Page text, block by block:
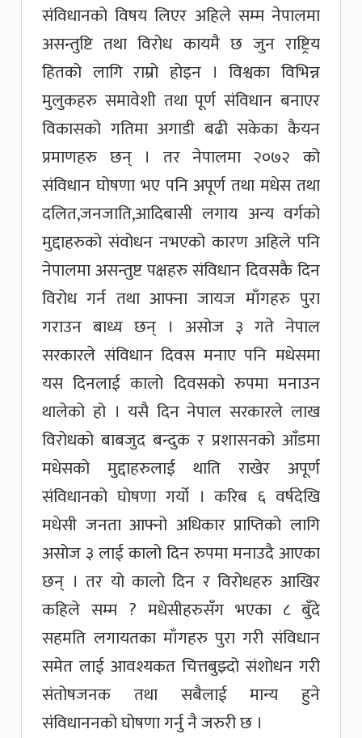
संविधानको विषय लिएर अहिले सम्म नेपालमा
असन्तुष्टि तथा विरोध कायमै छ जुन राष्ट्रिय
हितको लागि राम्रो होइन । विश्वका विभिन्न
मुलुकहरु समावेशी तथा पूर्ण संविधान बनाएर
विकासको गतिमा अगाडी बढी सकेका कैयन
प्रमाणहरु छन् । तर नेपालमा २०७२ को
संविधान घोषणा भए पनि अपूर्ण तथा मधेस तथा
दलित,जनजाति,आदिबासी लगाय अन्य वर्गको
मुद्दाहरुको संवोधन नभएको कारण अहिले पनि
नेपालमा असन्तुष्ट पक्षहरु संविधान दिवसकै दिन
विरोध गर्न तथा आफ्ना जायज माँगहरु पुरा
गराउन बाध्य छन् । असोज ३ गते नेपाल
सरकारले संविधान दिवस मनाए पनि मधेसमा
यस दिनलाई कालो दिवसको रुपमा मनाउन
थालेको हो । यसै दिन नेपाल सरकारले लाख
विरोधको बाबजुद बन्दुक र प्रशासनको आँडमा
मधेसको मुद्दाहरुलाई थाति राखेर अपूर्ण
संविधानको घोषणा गर्यो । करिब ६ वर्षदेखि
मधेसी जनता आफ्नो अधिकार प्राप्तिको लागि
असोज ३ लाई कालो दिन रुपमा मनाउदै आएका
छन् । तर यो कालो दिन र विरोधहरु आखिर
कहिले सम्म ? मधेसीहरुसँग भएका ८ बुँदे
सहमति लगायतका माँगहरु पुरा गरी संविधान
समेत लाई आवश्यकत चित्तबुझ्दो संशोधन गरी
संतोषजनक तथा सबैलाई मान्य हुने
संंविधाननको घोषणा गर्नु नै जरुरी छ ।